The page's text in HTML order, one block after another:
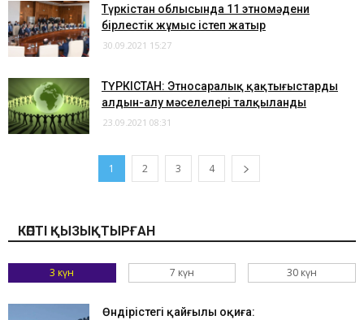
Түркістан облысында 11 этномәдени
бірлестік жұмыс істеп жатыр
30.09.2021 15:27
ТҮРКІСТАН: Этносаралық қақтығыстардың
алдын-алу мәселелері талқыланды
23.09.2021 08:31
1 2 3 4
КӨПТІ ҚЫЗЫҚТЫРҒАН
3 күн 7 күн 30 күн
Өндірістегі қайғылы оқиға: